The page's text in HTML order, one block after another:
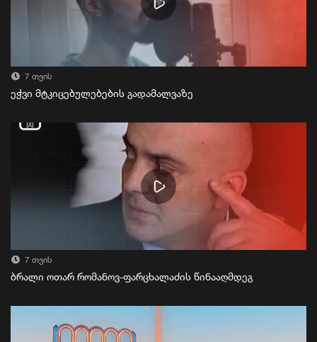
7 თვის
ეჭვი მტკიცებულებების გადამალვაზე
7 თვის
ბრალი ოთარ რომანოვ-ფარცხალაძის წინააღმდეგ